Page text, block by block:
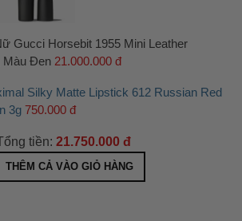
Gucci Horsebit 1955 Mini Leather
Màu Đen 21.000.000 đ
Silky Matte Lipstick 612 Russian Red
3g 750.000 đ
tiền: 21.750.000 đ
THÊM CẢ VÀO GIỎ HÀNG